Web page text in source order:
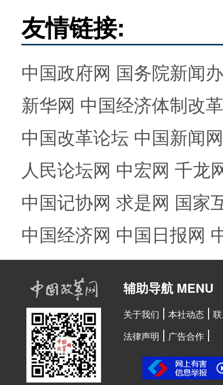
友情链接:
中国政府网 国务院新闻
新华网 中国经济体制改
中国改革论坛 中国新闻网
人民论坛网 中宏网 千龙
中国记协网 求是网 国家
中国经济网 中国日报网
辅助导航 MENU
关于我们 本社动态
法律声明
广告合作